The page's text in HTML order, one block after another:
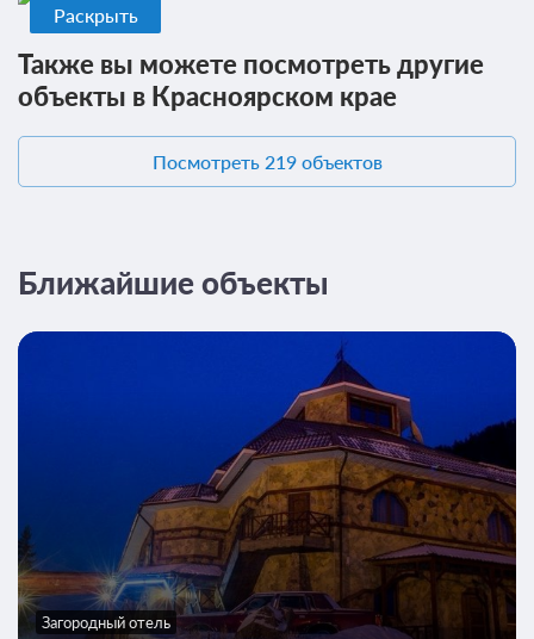
9 700
Оздоровительная программа
Подробнее
В стоимость входит:
лечение, трехразовое питание по заказному меню
Раскрыть
Также вы можете посмотреть другие
объекты в Красноярском крае
Посмотреть 219 объектов
Ближайшие объекты
Загородный отель